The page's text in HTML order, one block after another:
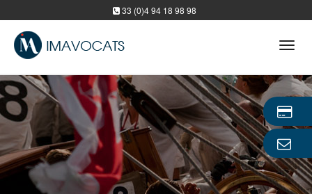
33 (0)4 94 18 98 98